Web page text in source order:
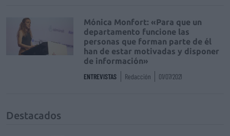
Mónica Monfort: «Para que un
departamento funcione las
personas que forman parte de él
han de estar motivadas y disponer
de información»
ENTREVISTAS Redacción 01/07/2021
Destacados